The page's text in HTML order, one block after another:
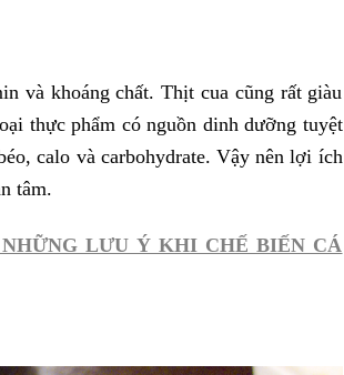
và khoáng chất. Thịt cua cũng rất giàu
thực phẩm có nguồn dinh dưỡng tuyệt
calo và carbohydrate. Vậy nên lợi ích
tâm.
LƯU Ý KHI CHẾ BIẾN CÁ